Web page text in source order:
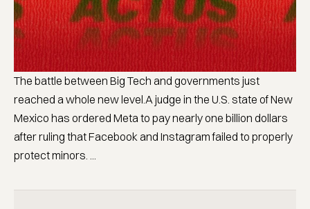
The battle between Big Tech and governments just
reached a whole new level.A judge in the U.S. state of New
Mexico has ordered Meta to pay nearly one billion dollars
after ruling that Facebook and Instagram failed to properly
protect minors. ...